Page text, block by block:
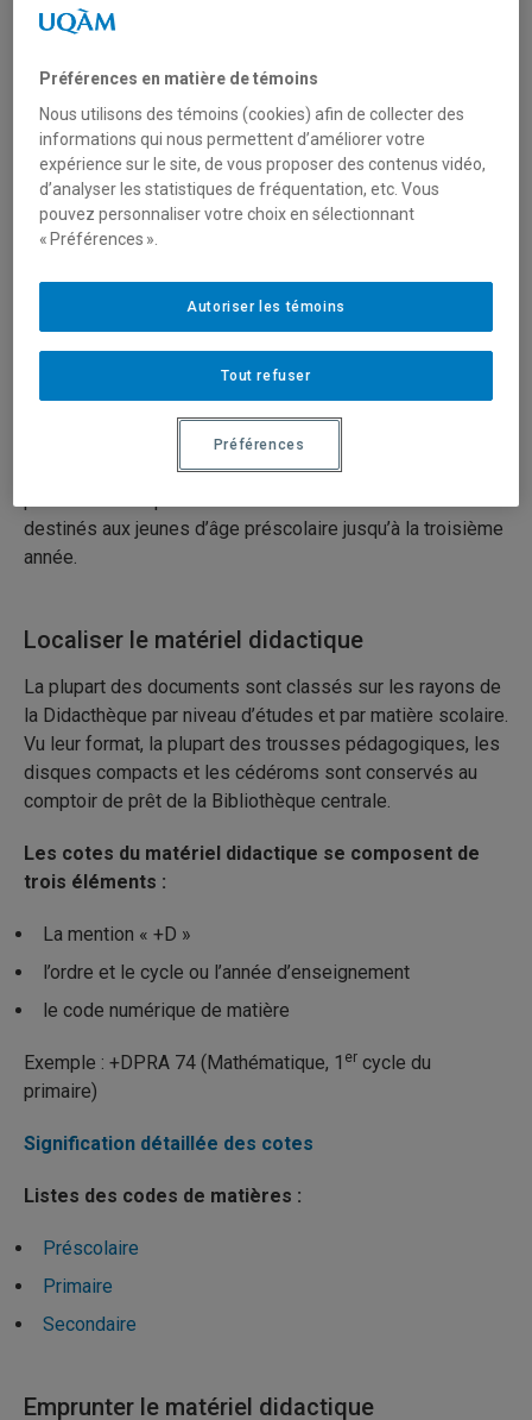
000 documents utilisés pour l’enseignement aux niveaux
préscolaire, primaire, secondaire et adulte. On y trouve
des :
guides pédagogiques
manuels de l’élève
corrigés du cahier d’exercices
trousses pédagogiques
livrets de lecture
liste des trousses pédagogiques
destinés aux jeunes d’âge préscolaire jusqu’à la troisième
année.
Localiser le matériel didactique
La plupart des documents sont classés sur les rayons de
la Didacthèque par niveau d’études et par matière scolaire.
Vu leur format, la plupart des trousses pédagogiques, les
disques compacts et les cédéroms sont conservés au
comptoir de prêt de la Bibliothèque centrale.
Les cotes du matériel didactique se composent de
trois éléments :
La mention « +D »
l’ordre et le cycle ou l’année d’enseignement
le code numérique de matière
Exemple : +DPRA 74 (Mathématique, 1 er cycle du
primaire)
Signification détaillée des cotes
Listes des codes de matières :
Préscolaire
Primaire
Secondaire
Emprunter le matériel didactique
Préférences en matière de témoins
Nous utilisons des témoins (cookies) afin de collecter des
informations qui nous permettent d’améliorer votre
expérience sur le site, de vous proposer des contenus vidéo,
d’analyser les statistiques de fréquentation, etc. Vous
pouvez personnaliser votre choix en sélectionnant
« Préférences ».
Tout refuser
Autoriser les témoins
Préférences